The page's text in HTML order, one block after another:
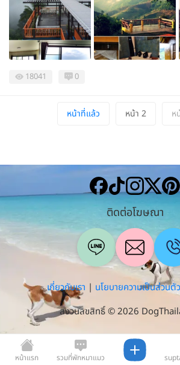
18041 0
หน้าที่แล้ว หน้า 2 ห
หน้าแรก รวมที่พักหมาแมว
ติดต่อโฆษณา
เกี่ยวกับเรา | นโยบายความเป็นส่วนตัว
สงวนลิขสิทธิ์ © 2026